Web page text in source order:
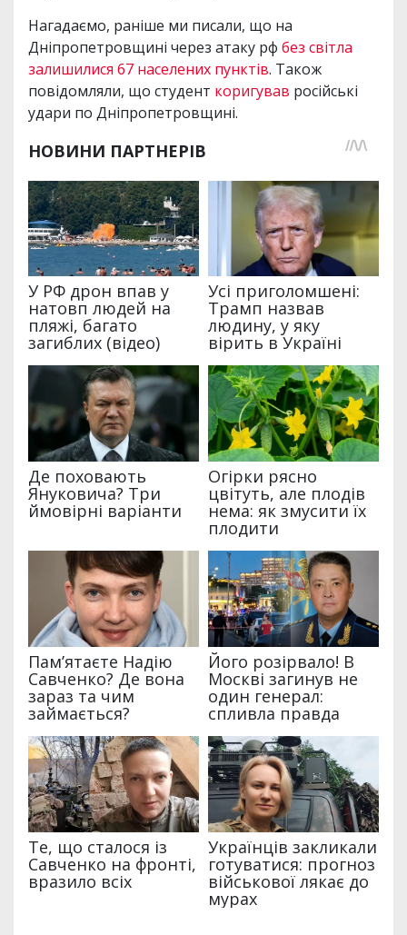
Нагадаємо, раніше ми писали, що на
Дніпропетровщині через атаку рф без світла
залишилися 67 населених пунктів. Також
повідомляли, що студент коригував російські
удари по Дніпропетровщині.